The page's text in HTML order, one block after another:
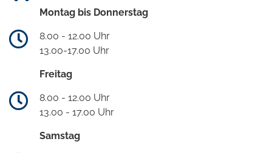
Montag bis Donnerstag
8.00 - 12.00 Uhr
13.00-17.00 Uhr
Freitag
8.00 - 12.00 Uhr
13.00 - 17.00 Uhr
Samstag